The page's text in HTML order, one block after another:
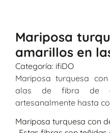
Categoría: ifiDO
Mariposa
amarillos en
Mariposa turquesa
alas de fibra de
artesanalmente hasta
Mariposa turquesa con